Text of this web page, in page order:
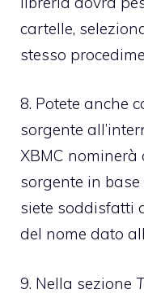
cartelle,
stesso
8. Potete anche
sorgente
XBMC
sorgente in
siete soddisfatti
del nome dato
9. Nella sezione